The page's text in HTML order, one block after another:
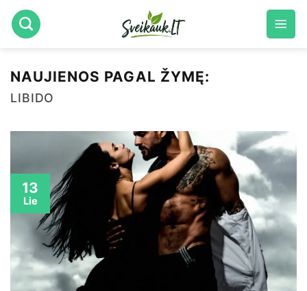
Skip
to
NAUJIENOS PAGAL ŽYMĘ:
LIBIDO
13
Lie